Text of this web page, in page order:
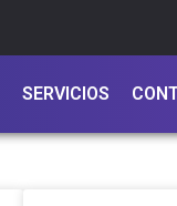
SERVICIOS